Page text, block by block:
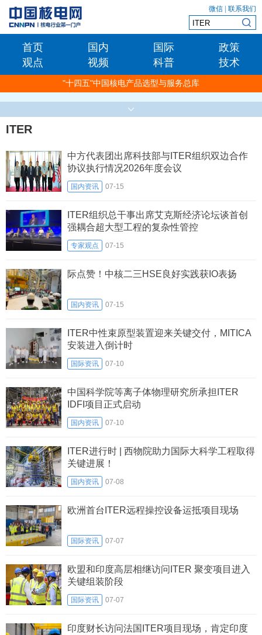
微信 联系我们
首页 国内 国际
政策
观点
视频 科普 技术
"十四五"中国核电产品选型与服务总库
ITER
中方代表团出席科技部与ITER组织双边合作
协议执行情况2026年度会议
国内资讯 07-15
ITER组织总干事出席艾克斯经济论坛谈首创
强耦合超大型工程的复杂性管控
专家观点 07-15
际点赞！中核二三HSE良好实践获IO表扬
国内资讯 07-15
ITER中性束原型装置迎来关键交付，MITICA
安装进入倒计时
国际资讯 07-10
中国科学院等离子体物理研究所承担ITER
IDFI项目正式启动
国内资讯 07-10
ITER进行时 | 西物院助力国际大科学工程取得
关键进展！
国内资讯 07-08
欧洲首台ITER远程操控设备运抵项目现场
国际资讯 07-07
欧盟和印度高层相继访问ITER 聚变项目进入
关键组装阶段
国际资讯 07-07
印度财长访问法国ITER项目现场，肯定印度